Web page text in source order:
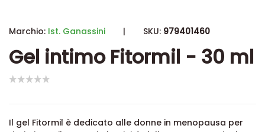
Marchio: Ist. Ganassini | SKU: 979401460
Gel intimo Fitormil - 30 ml
Il gel Fitormil è dedicato alle donne in menopausa per